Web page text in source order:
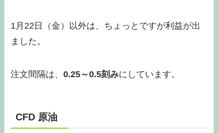
1月22日（金）以外は、ちょっとですが利益が出
ました。
注文間隔は、0.25～0.5刻みにしています。
CFD 原油